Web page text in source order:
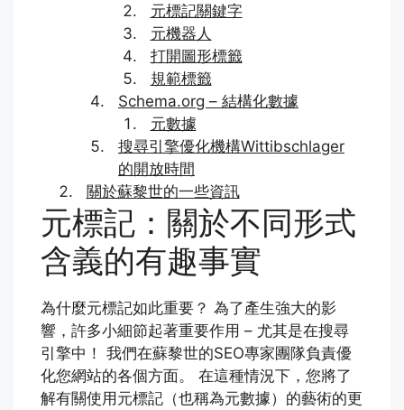
元標記關鍵字
元機器人
打開圖形標籤
規範標籤
Schema.org – 結構化數據
元數據
搜尋引擎優化機構Wittibschlager
的開放時間
關於蘇黎世的一些資訊
元標記：關於不同形式
含義的有趣事實
為什麼元標記如此重要？ 為了產生強大的影
響，許多小細節起著重要作用 – 尤其是在搜尋
引擎中！ 我們在蘇黎世的SEO專家團隊負責優
化您網站的各個方面。 在這種情況下，您將了
解有關使用元標記（也稱為元數據）的藝術的更